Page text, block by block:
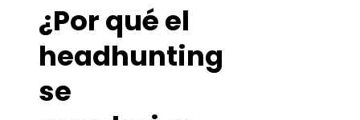
¿Por qué el
headhunting
se